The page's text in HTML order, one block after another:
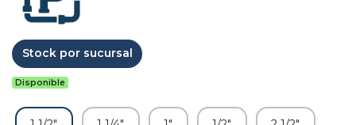
Stock por sucursal
Disponible